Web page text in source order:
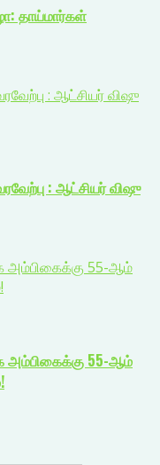
தாய்மார்கள்
: ஆட்சியர் விஷு
: ஆட்சியர் விஷு
அம்பிகைக்கு 55-ஆம்
அம்பிகைக்கு 55-ஆம்